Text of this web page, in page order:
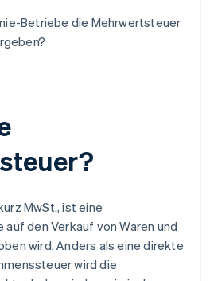
Betriebe die Mehrwertsteuer
MwSt., ist eine
den Verkauf von Waren und
wird. Anders als eine direkte
wird die